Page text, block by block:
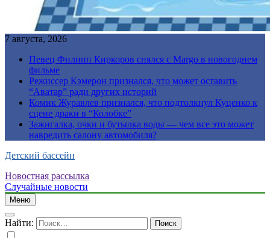
7 августа, 2026
Певец Филипп Киркоров снялся с Margo в новогоднем
фильме
Режиссер Кэмерон признался, что может оставить
“Аватар” ради других историй
Комик Журавлев признался, что подтолкнул Куценко к
сцене драки в “Колобке”
Зажигалка, очки и бутылка воды — чем все это может
навредить салону автомобиля?
Детский бассейн
Новостная рассылка
Случайные новости
Меню
Найти: